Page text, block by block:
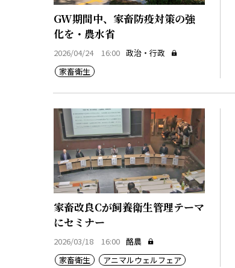
GW期間中、家畜防疫対策の強
化を・農水省
2026/04/24 16:00 政治・行政
家畜衛生
家畜改良Cが飼養衛生管理テーマ
にセミナー
2026/03/18 16:00 酪農
家畜衛生
アニマルウェルフェア